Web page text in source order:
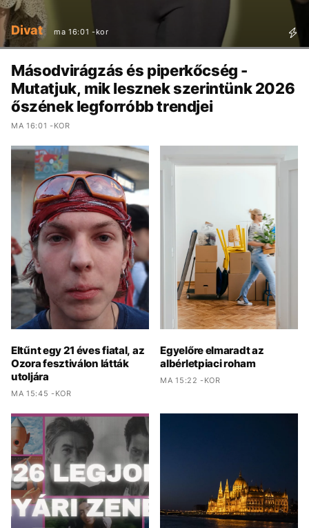
Divat ma 16:01 -kor
Másodvirágzás és piperkőcség -
Mutatjuk, mik lesznek szerintünk 2026
őszének legforróbb trendjei
MA 16:01 -KOR
Eltűnt egy 21 éves fiatal, az
Ozora fesztiválon látták
utoljára
MA 15:45 -KOR
Egyelőre elmaradt az
albérletpiaci roham
MA 15:22 -KOR